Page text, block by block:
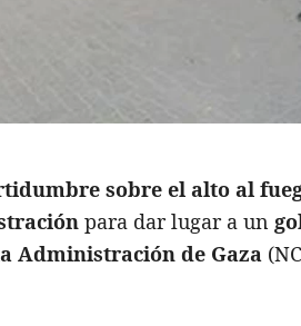
sobre el alto al
para dar lugar a un
Administración de Gaza